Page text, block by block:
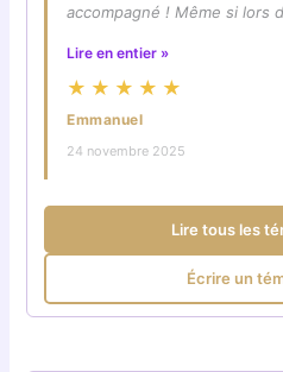
accompagné ! Même si lors
Lire en entier »
★★★★★
Emmanuel
24 novembre 2025
Lire tous les
Écrire un